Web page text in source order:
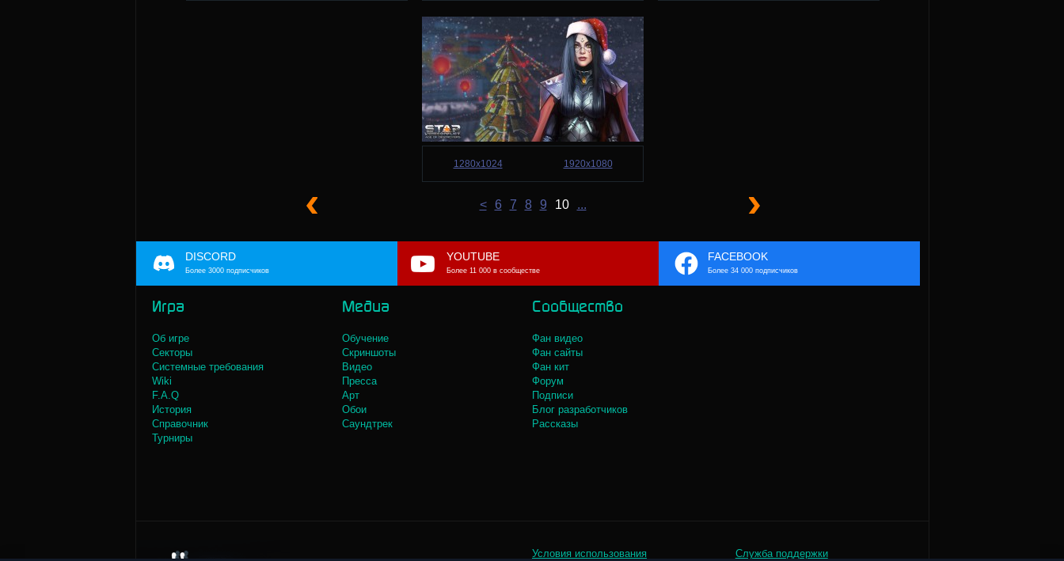
1280x1024 1920x1080
< 6 7 8 9 10 ...
DISCORD
Более 3000 подписчиков
YOUTUBE
Более 11 000 в сообществе
FACEBOOK
Более 34 000 подписчиков
Игра
Об игре
Секторы
Системные требования
Wiki
F.A.Q
История
Справочник
Турниры
Медиа
Обучение
Скриншоты
Видео
Пресса
Арт
Обои
Саундтрек
Сообщество
Фан видео
Фан сайты
Фан кит
Форум
Подписи
Блог разработчиков
Рассказы
Условия использования Служба поддержки